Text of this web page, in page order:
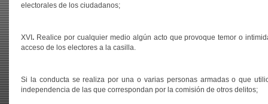
electorales de los ciudadanos;
XVI . Realice por cualquier medio algún acto que provoque temor o
acceso de los electores a la casilla.
Si la conducta se realiza por una o varias personas armadas o que
independencia de las que correspondan por la comisión de otros delitos;